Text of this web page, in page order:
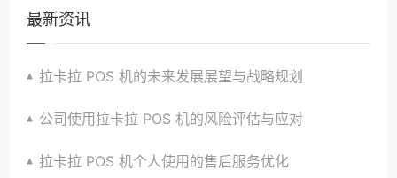
最新资讯
拉卡拉 POS 机的未来发展展望与战略规划
公司使用拉卡拉 POS 机的风险评估与应对
拉卡拉 POS 机个人使用的售后服务优化